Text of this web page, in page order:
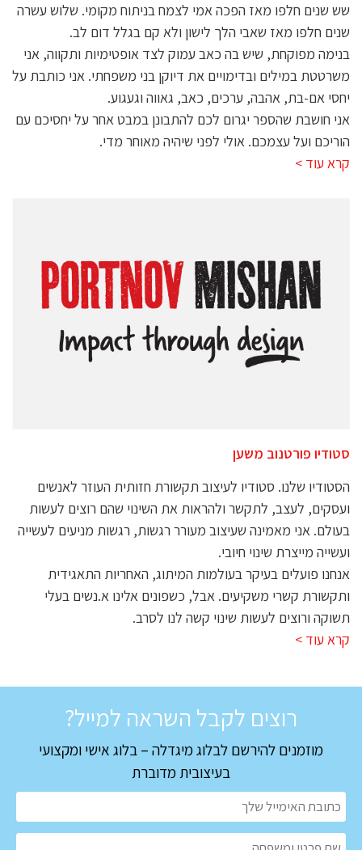
שש שנים חלפו מאז הפכה אמי לצמח בניתוח מקומי. שלוש עשרה
שנים חלפו מאז שאבי הלך לישון ולא קם בגלל דום לב.
בנימה מפוקחת, שיש בה כאב עמוק לצד אופטימיות ותקווה, אני
משרטטת במילים ובדימויים את דיוקן בני משפחתי. אני כותבת על
יחסי אם-בת, אהבה, ערכים, כאב, גאווה וגעגוע.
אני חושבת שהספר יגרום לכם להתבונן במבט אחר על יחסיכם עם
הוריכם ועל עצמכם. אולי לפני שיהיה מאוחר מדי.
קרא עוד >
סטודיו פורטנוב משען
הסטודיו שלנו. סטודיו לעיצוב תקשורת חזותית העוזר לאנשים
ועסקים, לעצב, לתקשר ולהראות את השינוי שהם רוצים לעשות
בעולם. אני מאמינה שעיצוב מעורר רגשות, רגשות מניעים לעשייה
ועשייה מייצרת שינוי חיובי.
אנחנו פועלים בעיקר בעולמות המיתוג, האחריות התאגידית
ותקשורת קשרי משקיעים. אבל, כשפונים אלינו א.נשים בעלי
תשוקה ורוצים לעשות שינוי קשה לנו לסרב.
קרא עוד >
רוצים לקבל השראה למייל?
מוזמנים להירשם לבלוג מיגדלה – בלוג אישי ומקצועי
בעיצובית מדוברת